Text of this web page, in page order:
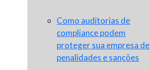
Como auditorias de
compliance podem
proteger sua empresa de
penalidades e sanções